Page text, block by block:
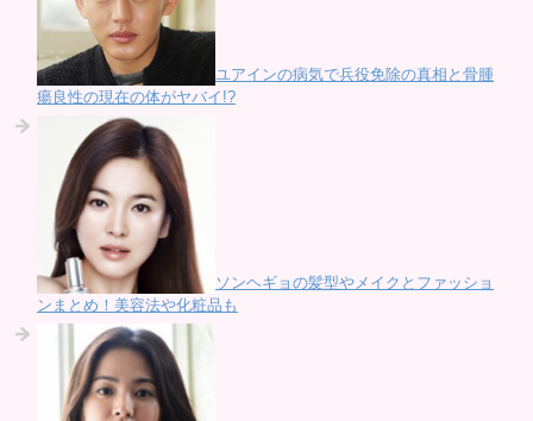
ユアインの病気で兵役免除の真相と骨腫
瘍良性の現在の体がヤバイ!?
ソンヘギョの髪型やメイクとファッショ
ンまとめ！美容法や化粧品も